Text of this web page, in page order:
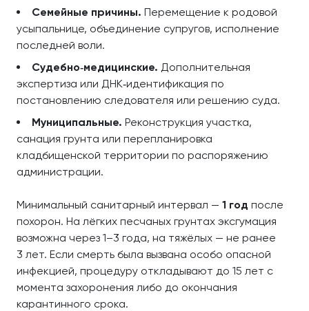
Семейные причины. Перемещение к родовой
усыпальнице, объединение супругов, исполнение
последней воли.
Судебно‑медицинские. Дополнительная
экспертиза или ДНК‑идентификация по
постановлению следователя или решению суда.
Муниципальные. Реконструкция участка,
санация грунта или перепланировка
кладбищенской территории по распоряжению
администрации.
Минимальный санитарный интервал — 1 год после
похорон. На лёгких песчаных грунтах эксгумация
возможна через 1–3 года, на тяжёлых — не ранее
3 лет. Если смерть была вызвана особо опасной
инфекцией, процедуру откладывают до 15 лет с
момента захоронения либо до окончания
карантинного срока.